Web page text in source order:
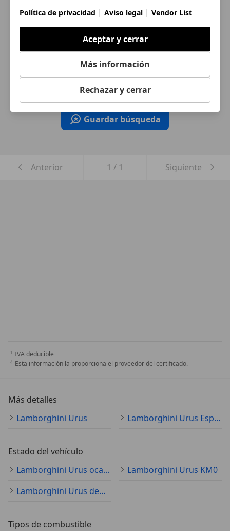
¿Desea ser informado
automáticamente sobre vehículos
nuevos para su búsqueda?
Guardar búsqueda
Anterior 1 / 1 Siguiente
IVA deducible
Esta información la proporciona el proveedor del certificado.
Más detalles
Lamborghini Urus
Lamborghini Urus Especificaciones técnicas
Estado del vehículo
Lamborghini Urus ocasión
Lamborghini Urus KM0
Lamborghini Urus demostración
Tipos de combustible
Política de privacidad | Aviso legal | Vendor List
Aceptar y cerrar
Más información
Rechazar y cerrar